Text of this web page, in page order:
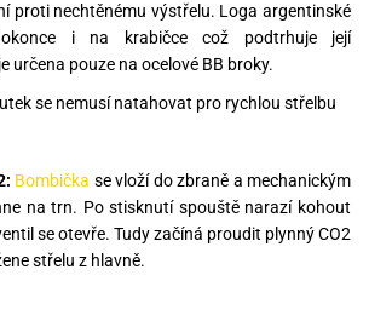
proti nechtěnému výstřelu. Loga argentinské
i na krabičce což podtrhuje její
určena pouze na ocelové BB broky.
se nemusí natahovat pro rychlou střelbu
Bombička se vloží do zbraně a mechanickým
na trn. Po stisknutí spouště narazí kohout
se otevře. Tudy začíná proudit plynný CO2
střelu z hlavně.